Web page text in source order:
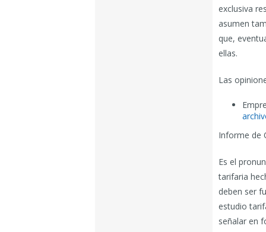
exclusiva
asumen
que,
ellas.
Las
Informe de
Es el
tarifaria
deben ser
estudio
señalar en